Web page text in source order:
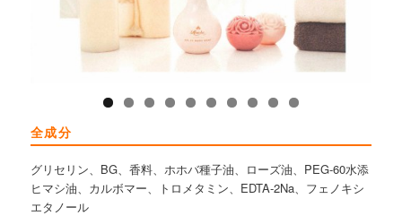
全成分
グリセリン、BG、香料、ホホバ種子油、ローズ油、PEG-60水添
ヒマシ油、カルボマー、トロメタミン、EDTA-2Na、フェノキシ
エタノール